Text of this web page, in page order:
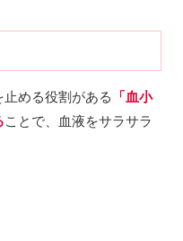
める役割がある
「血小
ことで、血液をサラサラ